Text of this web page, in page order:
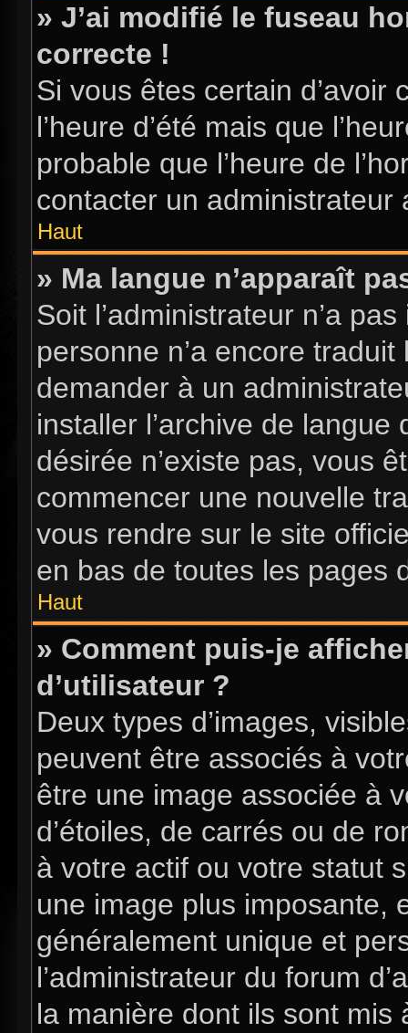
» J’ai modifié le fuseau
correcte !
Si vous êtes certain
l’heure d’été mais que
probable que l’heure de
contacter un
Haut
» Ma langue n’apparaît
Soit l’administrateur n’a
personne n’a encore
demander à un
installer l’archive de
désirée n’existe pas, vous
commencer une nouvelle
vous rendre sur le site
en bas de toutes les pages
Haut
» Comment puis-je
d’utilisateur ?
Deux types d’images,
peuvent être associés à
être une image associée à
d’étoiles, de carrés ou de
à votre actif ou votre statut
une image plus imposante,
généralement unique et
l’administrateur du forum
la manière dont ils sont mis